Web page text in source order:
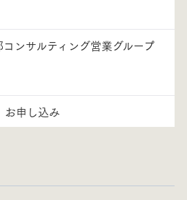
ンサルティング営業グループ
お申し込み